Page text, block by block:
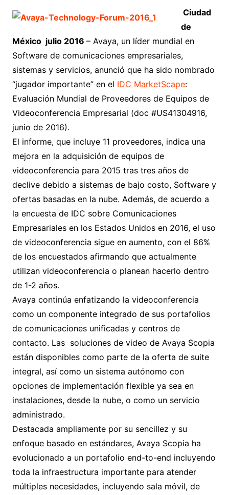
Ciudad
de
México julio 2016 – Avaya, un líder mundial en
Software de comunicaciones empresariales,
sistemas y servicios, anunció que ha sido nombrado
“jugador importante” en el IDC MarketScape:
Evaluación Mundial de Proveedores de Equipos de
Videoconferencia Empresarial (doc #US41304916,
junio de 2016).
El informe, que incluye 11 proveedores, indica una
mejora en la adquisición de equipos de
videoconferencia para 2015 tras tres años de
declive debido a sistemas de bajo costo, Software y
ofertas basadas en la nube. Además, de acuerdo a
la encuesta de IDC sobre Comunicaciones
Empresariales en los Estados Unidos en 2016, el uso
de videoconferencia sigue en aumento, con el 86%
de los encuestados afirmando que actualmente
utilizan videoconferencia o planean hacerlo dentro
de 1-2 años.
Avaya continúa enfatizando la videoconferencia
como un componente integrado de sus portafolios
de comunicaciones unificadas y centros de
contacto. Las soluciones de video de Avaya Scopia
están disponibles como parte de la oferta de suite
integral, así como un sistema autónomo con
opciones de implementación flexible ya sea en
instalaciones, desde la nube, o como un servicio
administrado.
Destacada ampliamente por su sencillez y su
enfoque basado en estándares, Avaya Scopia ha
evolucionado a un portafolio end-to-end incluyendo
toda la infraestructura importante para atender
múltiples necesidades, incluyendo sala móvil, de